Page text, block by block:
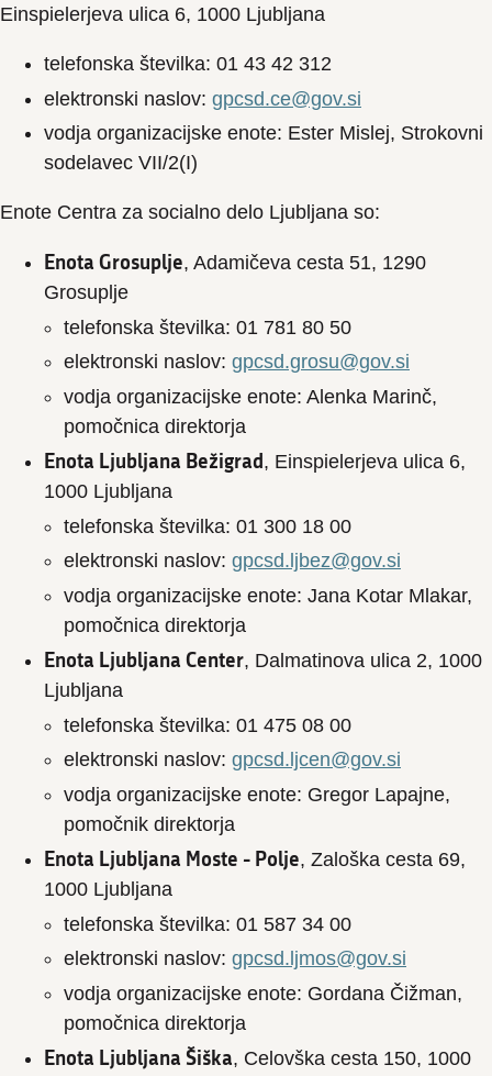
Einspielerjeva ulica 6, 1000 Ljubljana
telefonska številka: 01 43 42 312
elektronski naslov: gpcsd.ce@gov.si
vodja organizacijske enote: Ester Mislej, Strokovni
sodelavec VII/2(I)
Enote Centra za socialno delo Ljubljana so:
Enota Grosuplje, Adamičeva cesta 51, 1290
Grosuplje
telefonska številka: 01 781 80 50
elektronski naslov: gpcsd.grosu@gov.si
vodja organizacijske enote: Alenka Marinč,
pomočnica direktorja
Enota Ljubljana Bežigrad, Einspielerjeva ulica 6,
1000 Ljubljana
telefonska številka: 01 300 18 00
elektronski naslov: gpcsd.ljbez@gov.si
vodja organizacijske enote: Jana Kotar Mlakar,
pomočnica direktorja
Enota Ljubljana Center, Dalmatinova ulica 2, 1000
Ljubljana
telefonska številka: 01 475 08 00
elektronski naslov: gpcsd.ljcen@gov.si
vodja organizacijske enote: Gregor Lapajne,
pomočnik direktorja
Enota Ljubljana Moste - Polje, Zaloška cesta 69,
1000 Ljubljana
telefonska številka: 01 587 34 00
elektronski naslov: gpcsd.ljmos@gov.si
vodja organizacijske enote: Gordana Čižman,
pomočnica direktorja
Enota Ljubljana Šiška, Celovška cesta 150, 1000